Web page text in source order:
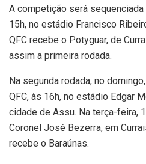
A competição será
15h, no estádio Francisco
QFC recebe o Potyguar, de
assim a primeira rodada.
Na segunda rodada, no
QFC, às 16h, no estádio Edgar
cidade de Assu. Na terça-feira,
Coronel José Bezerra, em
recebe o Baraúnas.